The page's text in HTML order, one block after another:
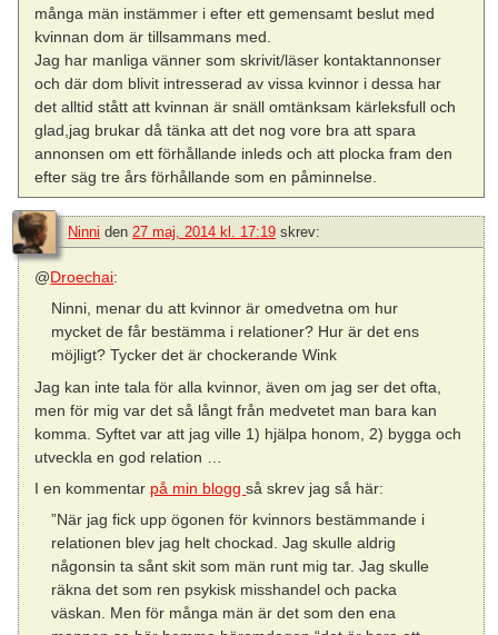
många män instämmer i efter ett gemensamt beslut med
kvinnan dom är tillsammans med.
Jag har manliga vänner som skrivit/läser kontaktannonser
och där dom blivit intresserad av vissa kvinnor i dessa har
det alltid stått att kvinnan är snäll omtänksam kärleksfull och
glad,jag brukar då tänka att det nog vore bra att spara
annonsen om ett förhållande inleds och att plocka fram den
efter säg tre års förhållande som en påminnelse.
Ninni den 27 maj, 2014 kl. 17:19 skrev:
@Droechai:
Ninni, menar du att kvinnor är omedvetna om hur
mycket de får bestämma i relationer? Hur är det ens
möjligt? Tycker det är chockerande Wink
Jag kan inte tala för alla kvinnor, även om jag ser det ofta,
men för mig var det så långt från medvetet man bara kan
komma. Syftet var att jag ville 1) hjälpa honom, 2) bygga och
utveckla en god relation …
I en kommentar på min bloggså skrev jag så här:
”När jag fick upp ögonen för kvinnors bestämmande i
relationen blev jag helt chockad. Jag skulle aldrig
någonsin ta sånt skit som män runt mig tar. Jag skulle
räkna det som ren psykisk misshandel och packa
väskan. Men för många män är det som den ena